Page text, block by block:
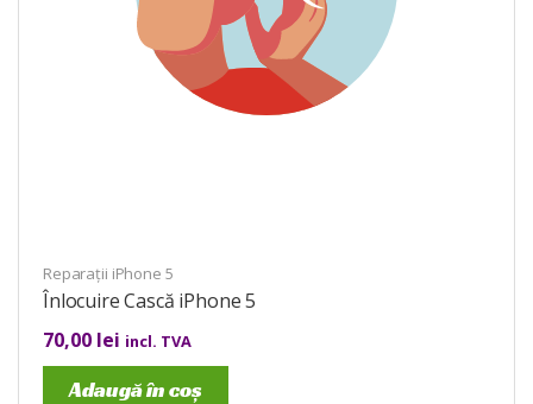
Reparații iPhone 5
Înlocuire Cască iPhone 5
70,00 lei incl. TVA
Adaugă în coș